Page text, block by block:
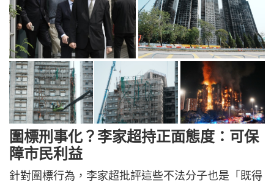
圍標刑事化？李家超持正面態度：可保
障市民利益
針對圍標行為，李家超批評這些不法分子也是「既得